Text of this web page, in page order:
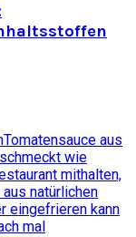
Tomatensauce aus
wie
mithalten,
natürlichen
eingefrieren kann
mal